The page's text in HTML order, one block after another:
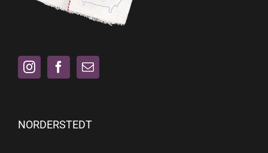
NORDERSTEDT